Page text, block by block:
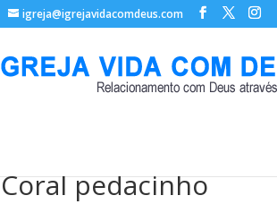
igreja@igrejavidacomdeus.com
Coral pedacinho